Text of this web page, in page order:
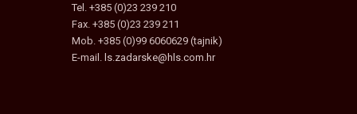
Tel. +385 (0)23 239 210
Fax. +385 (0)23 239 211
Mob. +385 (0)99 6060629 (tajnik)
E-mail. ls.zadarske@hls.com.hr